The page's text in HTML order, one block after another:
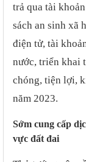
trả qua tài
sách an sinh xã
điện tử, tài
nước, triển khai
chóng, tiện lợi,
năm 2023.
Sớm cung cấp
vực đất đai